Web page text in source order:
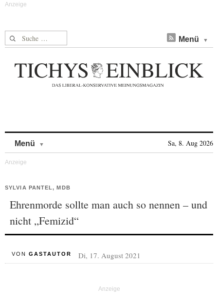
Suche nach: Menü
Menü Sa, 8. Aug 2026
SYLVIA PANTEL, MDB
Ehrenmorde sollte man auch so nennen – und
nicht „Femizid“
VON GASTAUTOR Di, 17. August 2021